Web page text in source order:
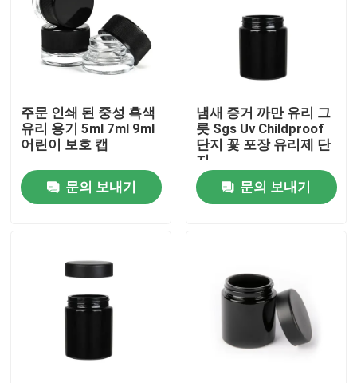
주문 인쇄 된 중성 흑색
유리 용기 5ml 7ml 9ml
어린이 보호 캡
문의 보내기
냄새 증거 까만 유리 그
릇 Sgs Uv Childproof
단지 꽃 포장 유리제 단
지
문의 보내기